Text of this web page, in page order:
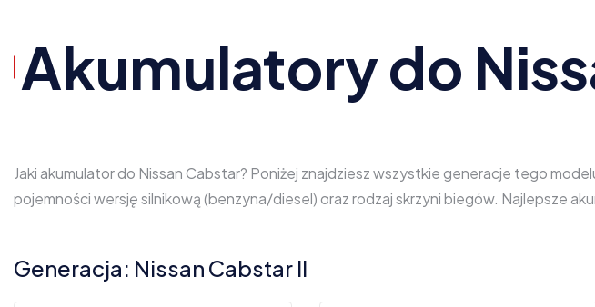
Akumulatory do
Jaki akumulator do Nissan Cabstar? Poniżej znajdziesz wszystkie generacje tego
pojemności wersję silnikową (benzyna/diesel) oraz rodzaj skrzyni biegów. Najlepsze
Generacja: Nissan Cabstar II